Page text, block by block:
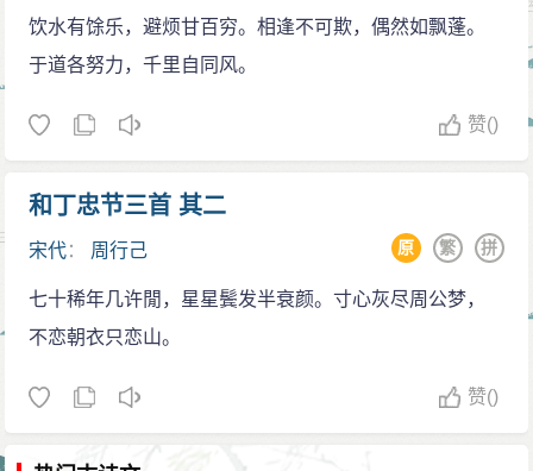
饮水有馀乐，避烦甘百穷。相逢不可欺，偶然如飘蓬。
于道各努力，千里自同风。
赞()
和丁忠节三首 其二
宋代： 周行己 拼
繁
原
七十稀年几许閒，星星鬓发半衰颜。寸心灰尽周公梦，
不恋朝衣只恋山。
赞()